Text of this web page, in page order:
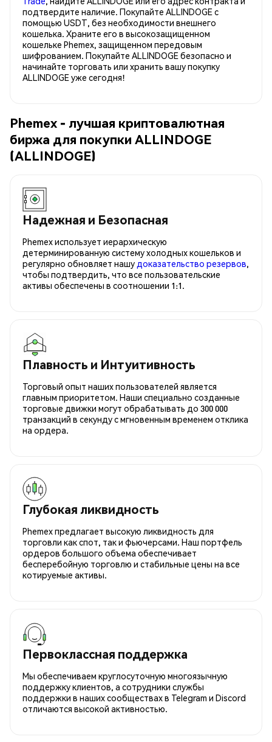
подтвердите наличие. Покупайте ALLINDOGE с
помощью USDT, без необходимости внешнего
кошелька. Храните его в высокозащищенном
кошельке Phemex, защищенном передовым
шифрованием. Покупайте ALLINDOGE безопасно и
начинайте торговать или хранить вашу покупку
ALLINDOGE уже сегодня!
Phemex - лучшая криптовалютная
биржа для покупки ALLINDOGE
(ALLINDOGE)
Надежная и Безопасная
Phemex использует иерархическую
детерминированную систему холодных кошельков и
регулярно обновляет нашу доказательство резервов,
чтобы подтвердить, что все пользовательские
активы обеспечены в соотношении 1:1.
Плавность и Интуитивность
Торговый опыт наших пользователей является
главным приоритетом. Наши специально созданные
торговые движки могут обрабатывать до 300 000
транзакций в секунду с мгновенным временем отклика
на ордера.
Глубокая ликвидность
Phemex предлагает высокую ликвидность для
торговли как спот, так и фьючерсами. Наш портфель
ордеров большого объема обеспечивает
бесперебойную торговлю и стабильные цены на все
котируемые активы.
Первоклассная поддержка
Мы обеспечиваем круглосуточную многоязычную
поддержку клиентов, а сотрудники службы
поддержки в наших сообществах в Telegram и Discord
отличаются высокой активностью.